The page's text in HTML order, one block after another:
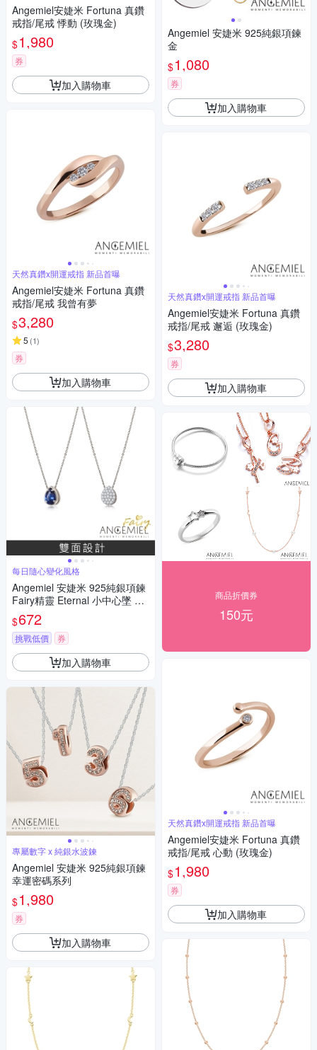
Angemiel安婕米 Fortuna 真鑽
戒指/尾戒 悸動 (玫瑰金)
$1,980
券
加入購物車
天然真鑽x開運戒指 新品首曝
Angemiel安婕米 Fortuna 真鑽
戒指/尾戒 我曾有夢
$3,280
5 (1)
券
加入購物車
每日隨心變化風格
Angemiel 安婕米 925純銀項鍊
Fairy精靈 Eternal 小中心墜 藍
鑽滿鑽
$672
挑戰低價 券
加入購物車
專屬數字 x 純銀水波鍊
Angemiel 安婕米 925純銀項鍊
幸運密碼系列
$1,980
券
加入購物車
Angemiel 安婕米 925純銀項鍊
金
$1,080
券
加入購物車
天然真鑽x開運戒指 新品首曝
Angemiel安婕米 Fortuna 真鑽
戒指/尾戒 邂逅 (玫瑰金)
$3,280
券
加入購物車
商品折價券
150元
天然真鑽x開運戒指 新品首曝
Angemiel安婕米 Fortuna 真鑽
戒指/尾戒 心動 (玫瑰金)
$1,980
券
加入購物車